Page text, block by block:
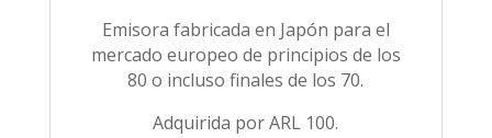
Emisora fabricada en Japón para el
mercado europeo de principios de los
80 o incluso finales de los 70.
Adquirida por ARL 100.